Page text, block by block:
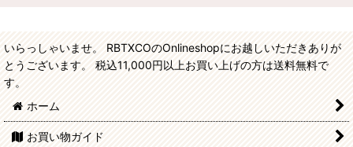
いらっしゃいませ。 RBTXCOのOnlineshopにお越しいただきありが
とうございます。 税込11,000円以上お買い上げの方は送料無料で
す。
ホーム
お買い物ガイド